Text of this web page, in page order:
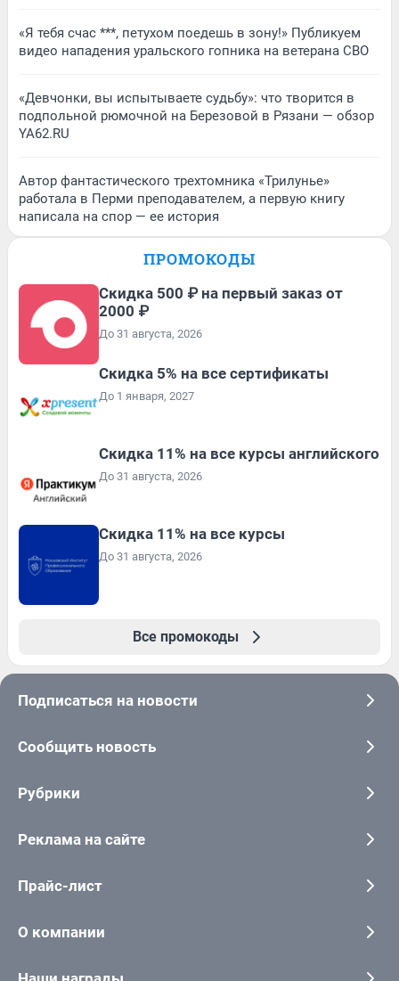
«Я тебя счас ***, петухом поедешь в зону!» Публикуем
видео нападения уральского гопника на ветерана СВО
«Девчонки, вы испытываете судьбу»: что творится в
подпольной рюмочной на Березовой в Рязани — обзор
YA62.RU
Автор фантастического трехтомника «Трилунье»
работала в Перми преподавателем, а первую книгу
написала на спор — ее история
ПРОМОКОДЫ
Скидка 500 ₽ на первый заказ от
2000 ₽
До 31 августа, 2026
Скидка 5% на все сертификаты
До 1 января, 2027
Скидка 11% на все курсы английского
До 31 августа, 2026
Скидка 11% на все курсы
До 31 августа, 2026
Все промокоды
Подписаться на новости
Сообщить новость
Рубрики
Реклама на сайте
Прайс-лист
О компании